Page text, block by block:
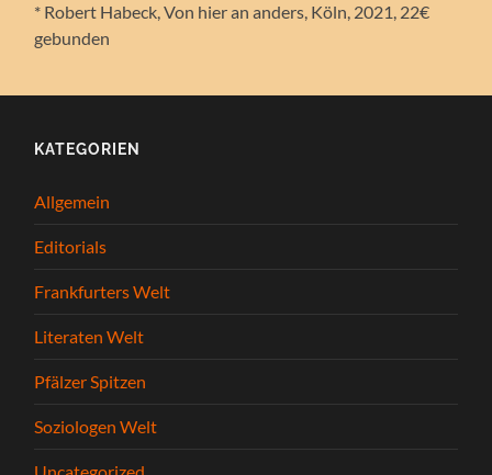
* Robert Habeck, Von hier an anders, Köln, 2021, 22€
gebunden
KATEGORIEN
Allgemein
Editorials
Frankfurters Welt
Literaten Welt
Pfälzer Spitzen
Soziologen Welt